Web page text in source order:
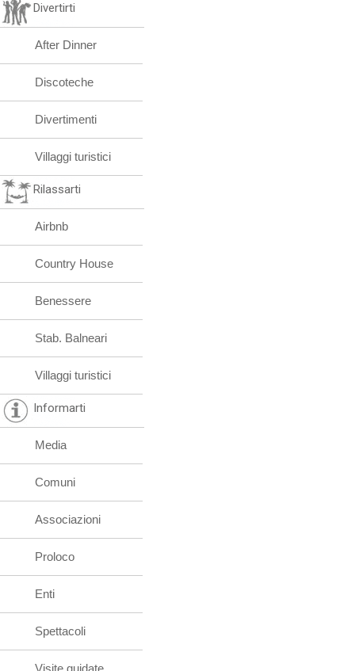
Divertirti
After Dinner
Discoteche
Divertimenti
Villaggi turistici
Rilassarti
Airbnb
Country House
Benessere
Stab. Balneari
Villaggi turistici
Informarti
Media
Comuni
Associazioni
Proloco
Enti
Spettacoli
Visite guidate